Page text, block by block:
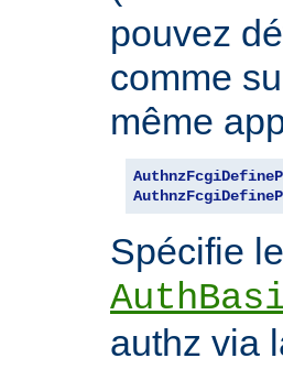
pouvez
comme
même
Spécifie
authz via